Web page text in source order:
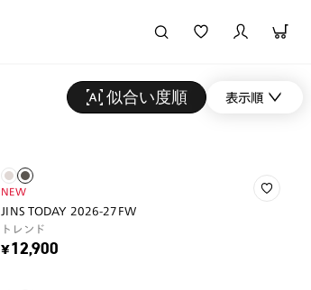
似合い度順 表示順
NEW
JINS TODAY 2026-27FW
トレンド
¥12,900